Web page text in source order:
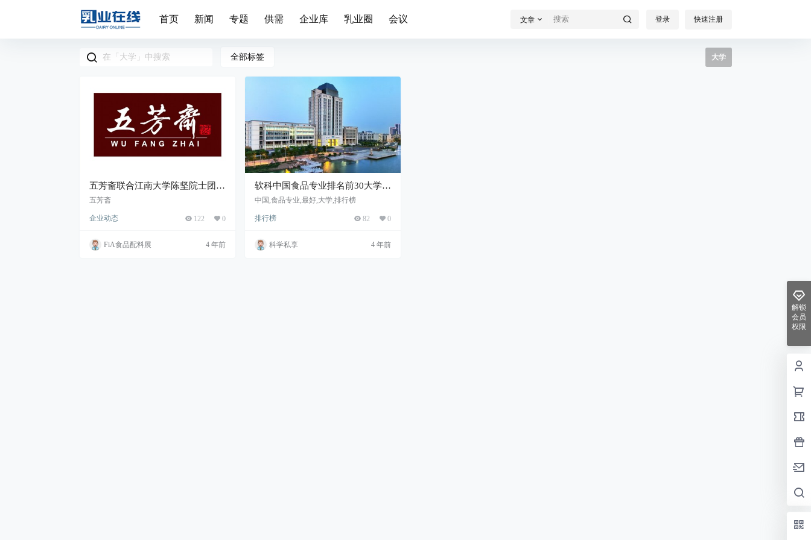
首页 新闻 专题 供需 企业库 乳业圈 会议 文章 登录 快速注册
全部标签 大学
五芳斋联合江南大学陈坚院士团队
等共同组建的年产3万吨植物基蛋
五芳斋
企业动态 122 0
FiA食品配料展 4 年前
软科中国食品专业排名前30大学：
江南大学连续5年居首
中国,食品专业,最好,大学,排行榜
排行榜 82 0
科学私享 4 年前
解锁
会员
权限